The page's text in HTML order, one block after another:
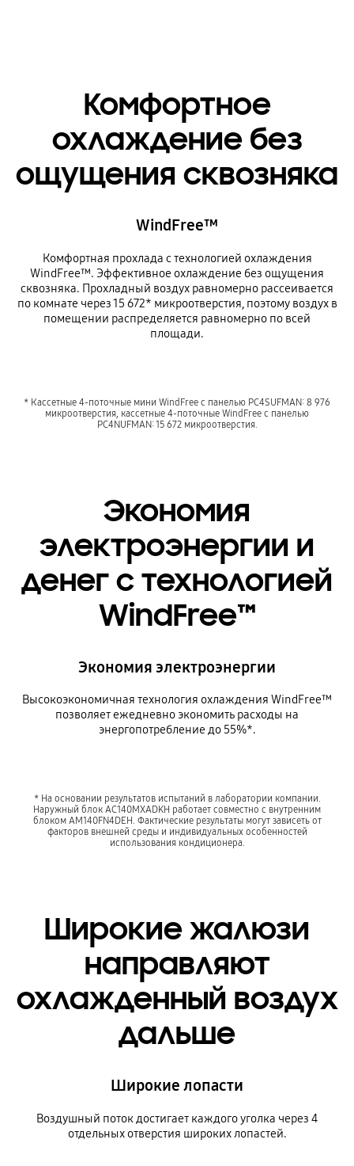
Комфортное
охлаждение без
ощущения сквозняка
WindFree™
Комфортная прохлада с технологией охлаждения
WindFree™. Эффективное охлаждение без ощущения
сквозняка. Прохладный воздух равномерно рассеивается
по комнате через 15 672* микроотверстия, поэтому воздух в
помещении распределяется равномерно по всей
площади.
* Кассетные 4-поточные мини WindFree с панелью PC4SUFMAN: 8 976
микроотверстия, кассетные 4-поточные WindFree с панелью
PC4NUFMAN: 15 672 микроотверстия.
Экономия
электроэнергии и
денег с технологией
WindFree™
Экономия электроэнергии
Высокоэкономичная технология охлаждения WindFree™
позволяет ежедневно экономить расходы на
энергопотребление до 55%*.
* На основании результатов испытаний в лаборатории компании.
Наружный блок AC140MXADKH работает совместно с внутренним
блоком AM140FN4DEH. Фактические результаты могут зависеть от
факторов внешней среды и индивидуальных особенностей
использования кондиционера.
Широкие жалюзи
направляют
охлажденный воздух
дальше
Широкие лопасти
Воздушный поток достигает каждого уголка через 4
отдельных отверстия широких лопастей.